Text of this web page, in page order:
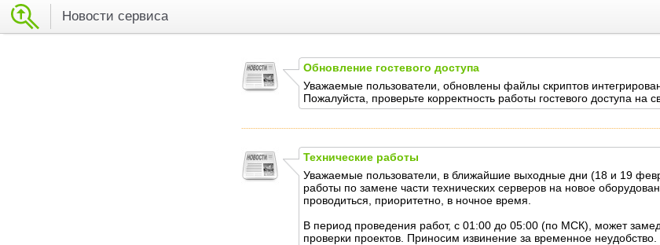
Новости сервиса
Обновление гостевого доступа
Уважаемые пользователи, обновлены файлы скриптов
Пожалуйста, проверьте корректность работы гостевого доступа на
Технические работы
Уважаемые пользователи, в ближайшие выходные дни (18 и 19
работы по замене части технических серверов на новое
проводиться, приоритетно, в ночное время.
В период проведения работ, с 01:00 до 05:00 (по МСК), может
проверки проектов. Приносим извинение за временное неудобство.